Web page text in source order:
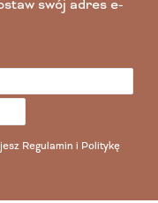
swój adres e-
Regulamin i Politykę